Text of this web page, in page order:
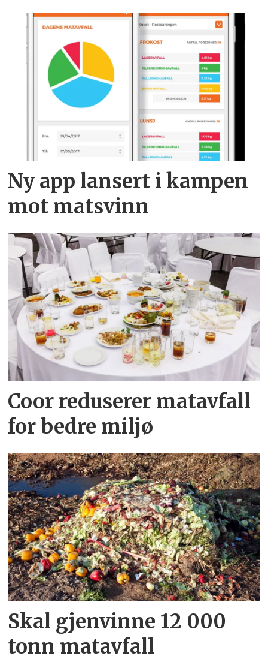
Ny app lansert i kampen
mot matsvinn
Coor reduserer matavfall
for bedre miljø
Skal gjenvinne 12 000
tonn matavfall